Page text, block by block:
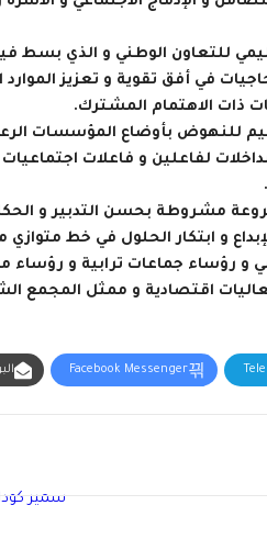
للتعاون الوطني و الذي بسط
في أفق تقوية و تعزيز
ذات الاهتمام المشترك.
للنهوض بأوضاع المؤسسات
لفاعلين و فاعلات اجتماعيات
مشروطة بحسن التدبير و
و ابتكار الحلول في خط متوازي
رؤساء جماعات ترابية و رؤساء
اقتصادية و ممثل المجمع
Facebook Messenger
سمير